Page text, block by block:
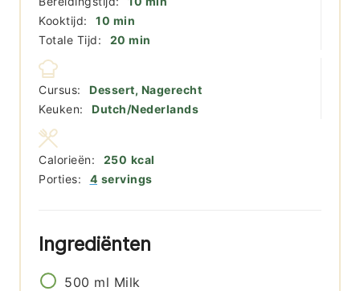
Kooktijd:
10 minuten
min
Totale Tijd:
20 minuten
min
Cursus:
Dessert, Nagerecht
Keuken:
Dutch/Nederlands
Porties: 4 servings
Calorieën: 250 kcal
Ingrediënten
500 ml Milk